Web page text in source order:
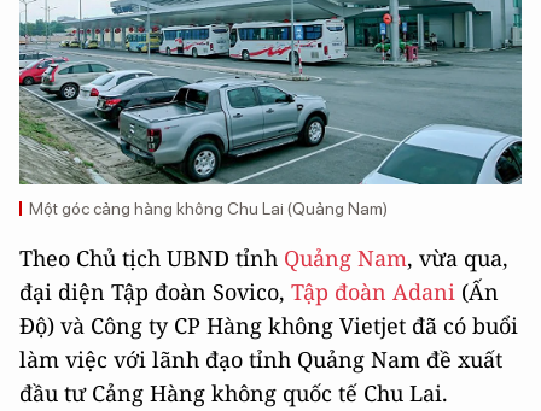
Một góc cảng hàng không Chu Lai (Quảng Nam)
Theo Chủ tịch UBND tỉnh Quảng Nam, vừa qua,
đại diện Tập đoàn Sovico, Tập đoàn Adani (Ấn
Độ) và Công ty CP Hàng không Vietjet đã có buổi
làm việc với lãnh đạo tỉnh Quảng Nam đề xuất
đầu tư Cảng Hàng không quốc tế Chu Lai.